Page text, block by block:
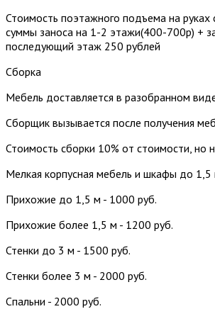
Стоимость поэтажного подъема на руках
суммы заноса на 1-2 этажи(400-700р) +
последующий этаж 250 рублей
Сборка
Мебель доставляется в разобранном
Сборщик вызывается после получения
Стоимость сборки 10% от стоимости, но
Мелкая корпусная мебель и шкафы до 1,5
Прихожие до 1,5 м - 1000 руб.
Прихожие более 1,5 м - 1200 руб.
Стенки до 3 м - 1500 руб.
Стенки более 3 м - 2000 руб.
Спальни - 2000 руб.